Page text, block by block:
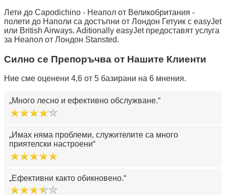
Лети до Capodichino - Неапол от Великобритания -
полети до Наполи са достъпни от Лондон Гетуик с easyJet
или British Airways. Aditionally easyJet предоставят услуга
за Неапол от Лондон Stansted.
Силно се Препоръчва от Нашите Клиенти
Ние сме оценени 4,6 от 5 базирани на 6 мнения.
Много лесно и ефективно обслужване.
Имах няма проблеми, служителите са много
приятелски настроени
Ефективни както обикновено.